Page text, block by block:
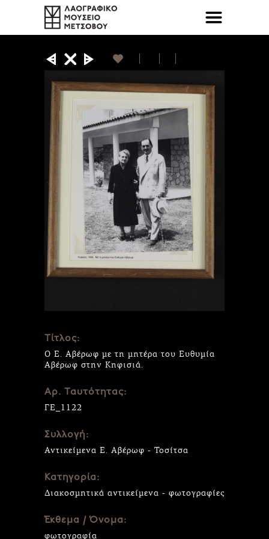
Τίτλος:
Ο Ε. Αβέρωφ με τη μητέρα του Ευθυμία
Αβέρωφ στην Κηφισιά.
Αρ. Ταυτότητας:
ΓΕ_1122
Συλλογή:
Αντικείμενα Ε. Αβέρωφ - Τοσίτσα
Κατηγορία:
Διακοσμητικά αντικείμενα - φωτογραφίες
Έκθεμα / Όνομα:
φωτογραφία